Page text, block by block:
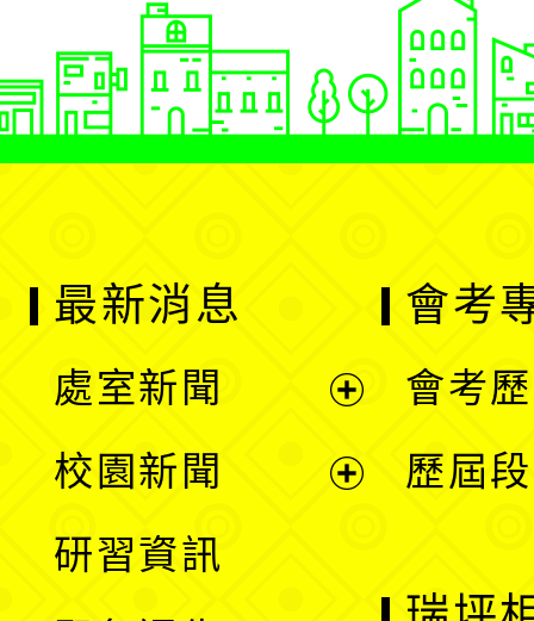
最新消息
處室新聞
校園新聞
研習資訊
會考
會考
歷屆